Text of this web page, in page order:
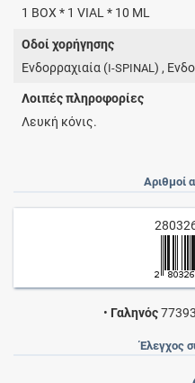
1 BOX * 1 VIAL * 10 ML
Οδοί χορήγησης
Ενδορραχιαία (I-SPINAL ) ,
Λοιπές πληροφορίες
Λευκή κόνις.
Αριθμοί
• Γαληνός77393
Έλεγχος